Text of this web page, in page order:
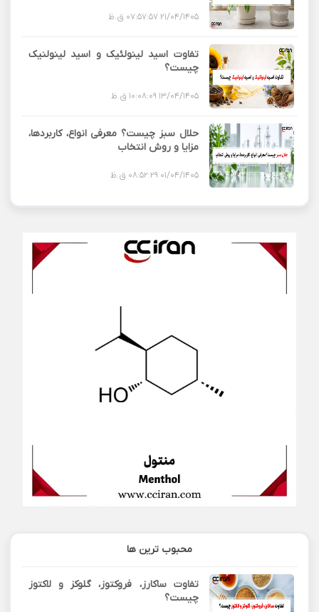
21/04/1405 07:57:57 ق.ظ
تفاوت اسید لینولئیک و اسید لینولنیک
چیست؟
13/04/1405 10:08:09 ق.ظ
حلال سبز چیست؟ معرفی انواع، کاربردها،
مزایا و روش انتخاب
01/04/1405 08:52:29 ق.ظ
محبوب ترین ها
تفاوت ساکارز، فروکتوز، گلوکز و لاکتوز
چیست؟